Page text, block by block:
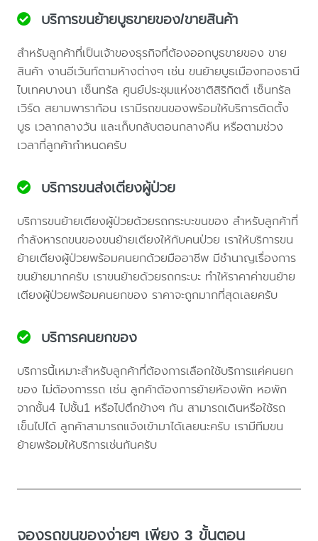
บริการขนย้ายบูธขายของ/ขายสินค้า
สำหรับลูกค้าที่เป็นเจ้าของธุรกิจที่ต้องออกบูธขายของ ขาย
สินค้า งานอีเว้นท์ตามห้างต่างๆ เช่น ขนย้ายบูธเมืองทองธานี
ไบเทคบางนา เซ็นทรัล ศูนย์ประชุมแห่งชาติสิริกิตติ์ เซ็นทรัล
เวิร์ด สยามพาราก้อน เรามีรถขนของพร้อมให้บริการติดตั้ง
บูธ เวลากลางวัน และเก็บกลับตอนกลางคืน หรือตามช่วง
เวลาที่ลูกค้ากำหนดครับ
บริการขนส่งเตียงผู้ป่วย
บริการขนย้ายเตียงผู้ป่วยด้วยรถกระบะขนของ สำหรับลูกค้าที่
กำลังหารถขนของขนย้ายเตียงให้กับคนป่วย เราให้บริการขน
ย้ายเตียงผู้ป่วยพร้อมคนยกด้วยมืออาชีพ มีชำนาญเรื่องการ
ขนย้ายมากครับ เราขนย้ายด้วยรถกระบะ ทำให้ราคาค่าขนย้าย
เตียงผู้ป่วยพร้อมคนยกของ ราคาจะถูกมากที่สุดเลยครับ
บริการคนยกของ
บริการนี้เหมาะสำหรับลูกค้าที่ต้องการเลือกใช้บริการแค่คนยก
ของ ไม่ต้องการรถ เช่น ลูกค้าต้องการย้ายห้องพัก หอพัก
จากชั้น4 ไปชั้น1 หรือไปตึกข้างๆ กัน สามารถเดินหรือใช้รถ
เข็นไปได้ ลูกค้าสามารถแจ้งเข้ามาได้เลยนะครับ เรามีทีมขน
ย้ายพร้อมให้บริการเช่นกันครับ
จองรถขนของง่ายๆ เพียง 3 ขั้นตอน